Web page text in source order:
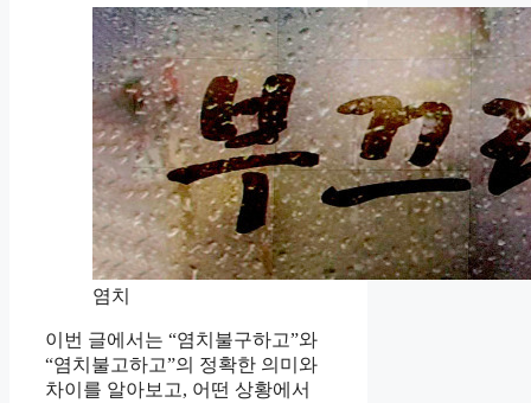
염치
이번 글에서는 “염치불구하고”와
“염치불고하고”의 정확한 의미와
차이를 알아보고, 어떤 상황에서